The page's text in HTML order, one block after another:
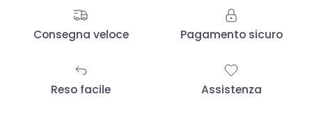
Consegna veloce Pagamento sicuro
Reso facile Assistenza